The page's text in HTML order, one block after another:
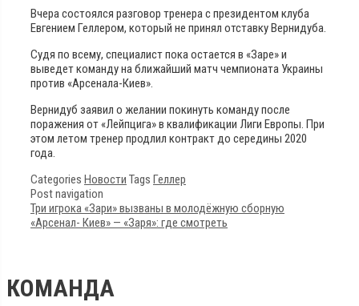
Вчера состоялся разговор тренера с президентом клуба
Евгением Геллером, который не принял отставку Вернидуба.
Судя по всему, специалист пока остается в «Заре» и
выведет команду на ближайший матч чемпионата Украины
против «Арсенала-Киев».
Вернидуб заявил о желании покинуть команду после
поражения от «Лейпцига» в квалификации Лиги Европы. При
этом летом тренер продлил контракт до середины 2020
года.
Categories Новости Tags Геллер
Post navigation
Три игрока «Зари» вызваны в молодёжную сборную
«Арсенал- Киев» — «Заря»: где смотреть
КОМАНДА